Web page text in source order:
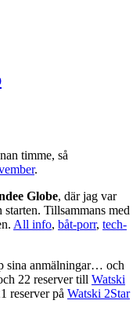
timme, så
.
Globe, där jag var
Tillsammans med
All info, båt-porr, tech-
sina anmälningar… och
22 reserver till Watski
reserver på Watski 2Star